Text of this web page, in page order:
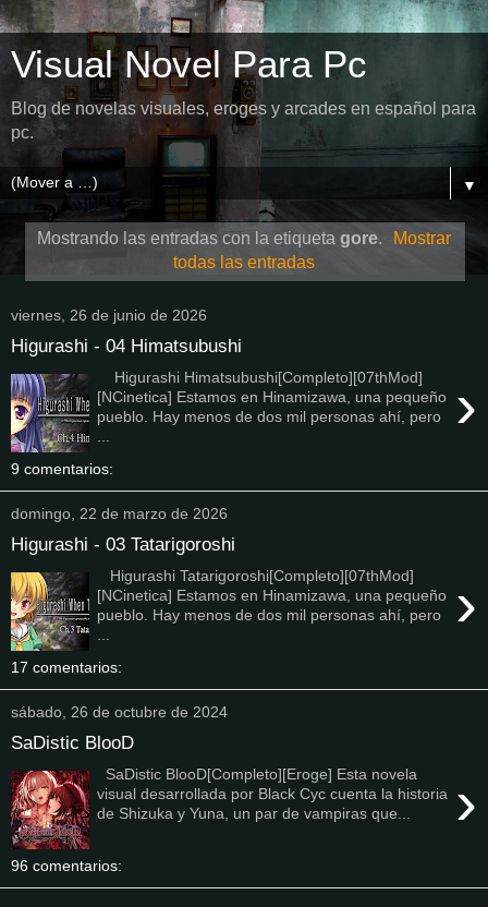
Visual Novel Para Pc
Blog de novelas visuales, eroges y arcades en español para
pc.
▼
Mostrando las entradas con la etiqueta gore.
Mostrar
todas las entradas
viernes, 26 de junio de 2026
Higurashi - 04 Himatsubushi
›
Higurashi Himatsubushi[Completo][07thMod]
[NCinetica] Estamos en Hinamizawa, una pequeño
pueblo. Hay menos de dos mil personas ahí, pero
9 comentarios:
domingo, 22 de marzo de 2026
Higurashi - 03 Tatarigoroshi
›
Higurashi Tatarigoroshi[Completo][07thMod]
[NCinetica] Estamos en Hinamizawa, una pequeño
pueblo. Hay menos de dos mil personas ahí, pero
17 comentarios:
sábado, 26 de octubre de 2024
SaDistic BlooD
›
SaDistic BlooD[Completo][Eroge] Esta novela
visual desarrollada por Black Cyc cuenta la historia
de Shizuka y Yuna, un par de vampiras que...
96 comentarios: